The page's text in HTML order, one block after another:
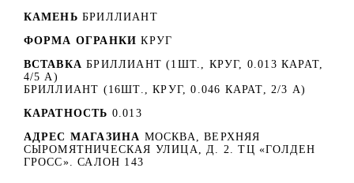
КАМЕНЬ БРИЛЛИАНТ
ФОРМА ОГРАНКИ КРУГ
ВСТАВКА БРИЛЛИАНТ (1ШТ., КРУГ, 0.013 КАРАТ,
4/5 А)
БРИЛЛИАНТ (16ШТ., КРУГ, 0.046 КАРАТ, 2/3 А)
КАРАТНОСТЬ 0.013
АДРЕС МАГАЗИНА МОСКВА, ВЕРХНЯЯ
СЫРОМЯТНИЧЕСКАЯ УЛИЦА, Д. 2. ТЦ «ГОЛДЕН
ГРОСС». САЛОН 143